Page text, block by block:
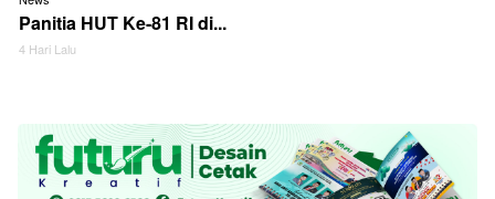
Panitia HUT Ke-81 RI di...
4 Hari Lalu